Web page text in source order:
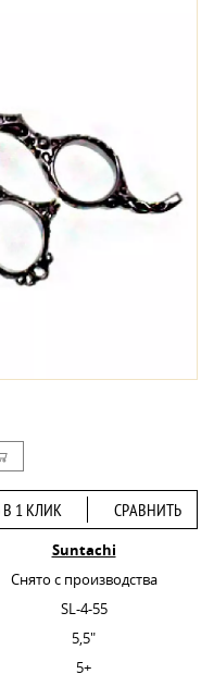
1 КЛИК СРАВНИТЬ
Suntachi
Снято с производства
SL-4-55
5,5"
5+